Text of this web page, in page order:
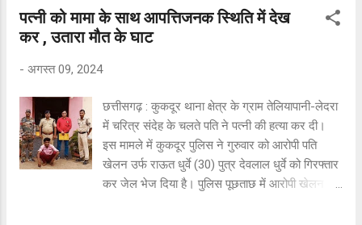
में ले लिया है। पुलिस मामले की जांच कर रही है। युवती के
परिजनों को दुर्घटना की जानकारी दे दी गई है। सुपेला
चपेट में ले लिया। उसमें युवती की मौके पर मौच हो गई है।
पुलिस की टीम तुरंत मौके पर पहुंची। शव को पोस्टमार्टम के
लिए सुपेला अस्पताल स्थित मरचुरी भेजा गया।
पत्नी को मामा के साथ आपत्तिजनक स्थिति में देख
कर , उतारा मौत के घाट
- अगस्त 09, 2024
छत्तीसगढ़ : कुकदूर थाना क्षेत्र के ग्राम तेलियापानी-लेदरा
में चरित्र संदेह के चलते पति ने पत्नी की हत्या कर दी।
इस मामले में कुकदूर पुलिस ने गुरुवार को आरोपी पति
खेलन उर्फ राऊत धुर्वे (30) पुत्र देवलाल धुर्वे को गिरफ्तार
कर जेल भेज दिया है। पुलिस पूछताछ में आरोपी खेलन ने